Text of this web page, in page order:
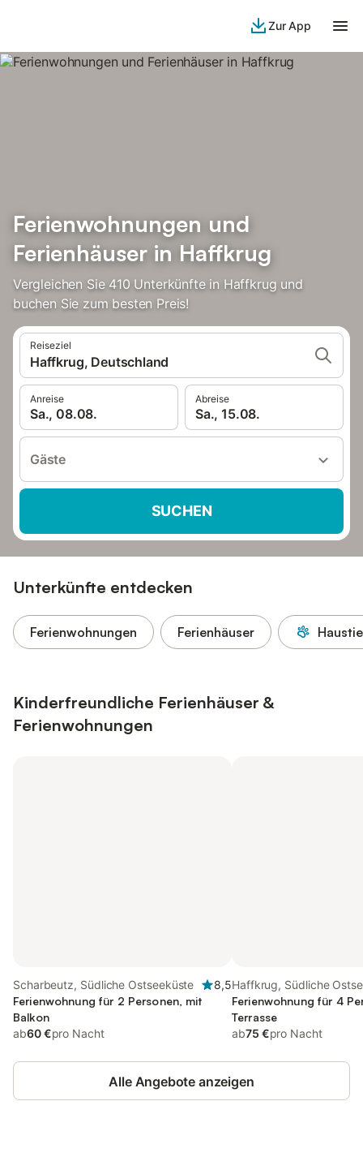
Zur App
Ferienwohnungen und
Ferienhäuser in Haffkrug
Vergleichen Sie 410 Unterkünfte in Haffkrug und
buchen Sie zum besten Preis!
Reiseziel
Haffkrug, Deutschland
Anreise
Sa., 08.08.
Abreise
Sa., 15.08.
Gäste
SUCHEN
Unterkünfte entdecken
Ferienwohnungen Ferienhäuser
Kinderfreundliche Ferienhäuser &
Ferienwohnungen
Scharbeutz, Südliche Ostseeküste
8,5
Ferienwohnung für 2 Personen, mit
Balkon
ab60 €pro Nacht
Haffkrug, Südliche
Ferienwohnung für 4
Terrasse
ab75 €pro Nacht
Alle Angebote anzeigen